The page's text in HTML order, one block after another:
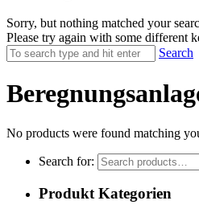
Sorry, but nothing matched your
Please try again with some different
Search
No products were found matching
Search for:
Produkt Kategorien